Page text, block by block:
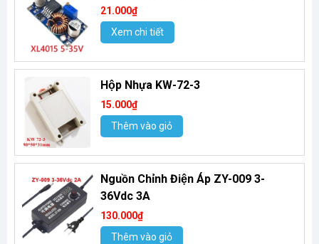
21.000₫
Xem chi tiết
Hộp Nhựa KW-72-3
15.000₫
Thêm vào giỏ
Nguồn Chỉnh Điện Áp ZY-009 3-
36Vdc 3A
130.000₫
Thêm vào giỏ